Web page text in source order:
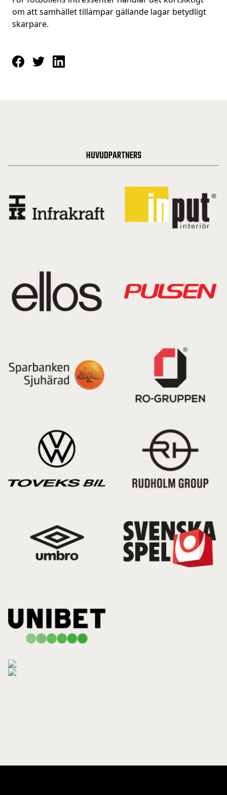
om att samhället tillämpar gällande lagar betydligt
skarpare.
HUVUDPARTNERS